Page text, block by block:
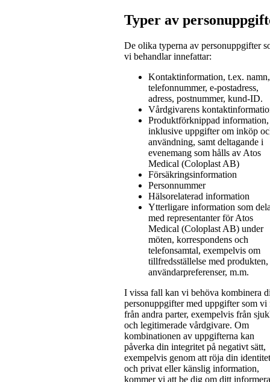
Typer av
De olika typerna av personuppgifter
vi behandlar innefattar:
Kontaktinformation, t.ex. namn,
telefonnummer, e-postadress,
adress, postnummer, kund-ID.
Vårdgivarens
Produktförknippad information,
inklusive uppgifter om inköp
användning, samt deltagande i
evenemang som hålls av Atos
Medical (Coloplast AB)
Försäkringsinformation
Personnummer
Hälsorelaterad information
Ytterligare information som
med representanter för Atos
Medical (Coloplast AB) under
möten, korrespondens och
telefonsamtal, exempelvis om
tillfredsställelse med produkten,
användarpreferenser, m.m.
I vissa fall kan vi behöva kombinera
personuppgifter med uppgifter som vi
från andra parter, exempelvis från
och legitimerade vårdgivare. Om
kombinationen av uppgifterna kan
påverka din integritet på negativt sätt,
exempelvis genom att röja din identitet
och privat eller känslig information,
kommer vi att be dig om ditt